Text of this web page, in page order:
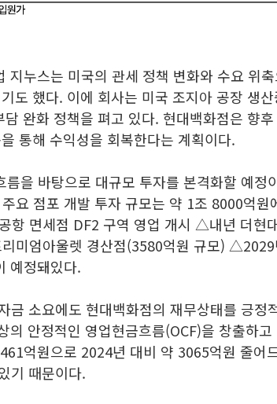
지누스는 미국의 관세 정책 변화와 수요 위
도 했다. 이에 회사는 미국 조지아 공장 생
완화 정책을 펴고 있다. 현대백화점은 향
통해 수익성을 회복한다는 계획이다.
을 바탕으로 대규모 투자를 본격화할 예정
요 점포 개발 투자 규모는 약 1조 8000억원
항 면세점 DF2 구역 영업 개시 △내년 더현
미엄아울렛 경산점(3580억원 규모) △2029
예정돼있다.
금 소요에도 현대백화점의 재무상태를 긍정
의 안정적인 영업현금흐름(OCF)을 창출하고
억원으로 2024년 대비 약 3065억원 줄어
기 때문이다.